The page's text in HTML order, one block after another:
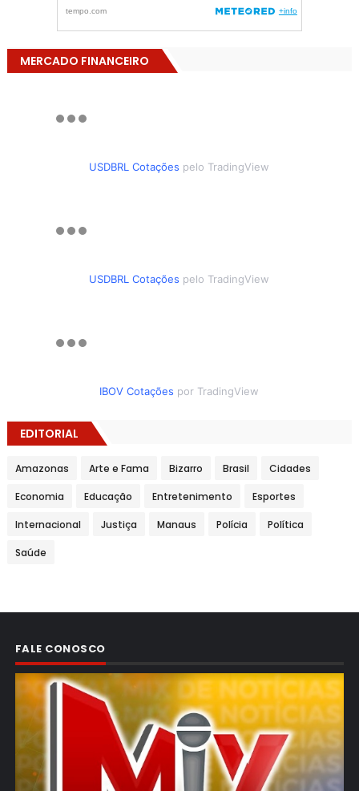
MERCADO FINANCEIRO
USDBRL Cotações pelo TradingView
USDBRL Cotações pelo TradingView
IBOV Cotações por TradingView
EDITORIAL
Amazonas Arte e Fama Bizarro Brasil Cidades
Economia Educação Entretenimento Esportes
Internacional Justiça Manaus Polícia Política
Saúde
FALE CONOSCO